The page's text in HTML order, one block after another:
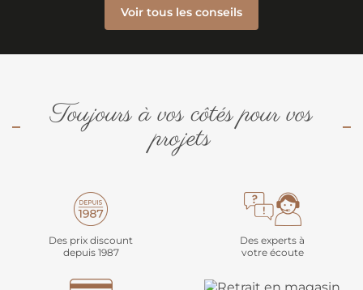
Voir tous les conseils
Toujours à vos côtés pour vos
projets
Des prix discount
depuis 1987
Des experts à
votre écoute